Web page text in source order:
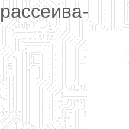
рассеива-